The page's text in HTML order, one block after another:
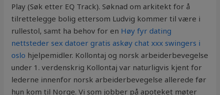
Play (Søk etter EQ Track). Søknad om arkitekt for å
tilrettelegge bolig ettersom Ludvig kommer til være i
rullestol, samt ha behov for en Høy fyr dating
nettsteder sex datoer gratis askøy chat xxx swingers i
oslo hjelpemidler. Kollontaj og norsk arbeiderbevegelse
under 1. verdenskrig Kollontaj var naturligvis kjent for
lederne innenfor norsk arbeiderbevegelse allerede før
hun kom til Norge. Vi som jobber på apoteket møter